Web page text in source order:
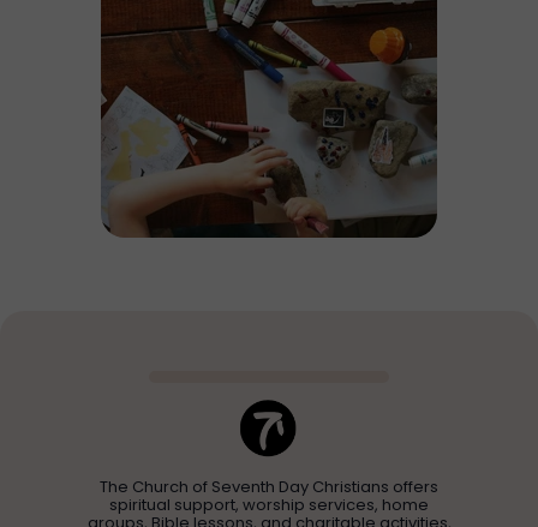
The Church of Seventh Day Christians offers
spiritual support, worship services, home